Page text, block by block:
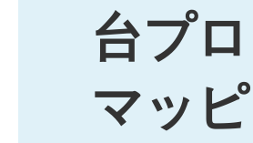
台プ
マッ